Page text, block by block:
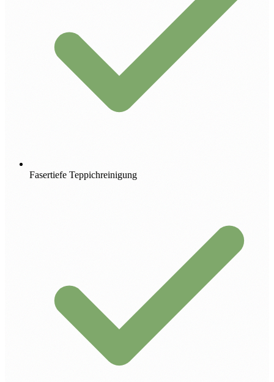
Fasertiefe Teppichreinigung